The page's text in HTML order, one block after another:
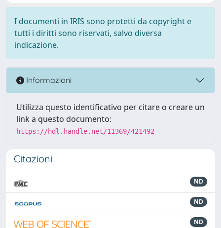
I documenti in IRIS sono protetti da copyright e
tutti i diritti sono riservati, salvo diversa
indicazione.
Informazioni
Utilizza questo identificativo per citare o creare un
link a questo documento:
https://hdl.handle.net/11369/421492
Citazioni
ND
ND
ND